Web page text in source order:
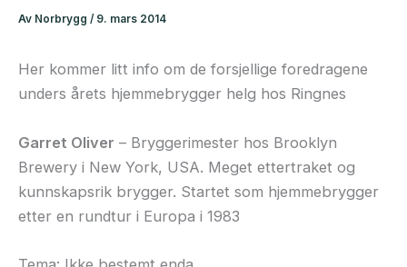
Av Norbrygg / 9. mars 2014
Her kommer litt info om de forsjellige foredragene
unders årets hjemmebrygger helg hos Ringnes
Garret Oliver – Bryggerimester hos Brooklyn
Brewery i New York, USA. Meget ettertraket og
kunnskapsrik brygger. Startet som hjemmebrygger
etter en rundtur i Europa i 1983